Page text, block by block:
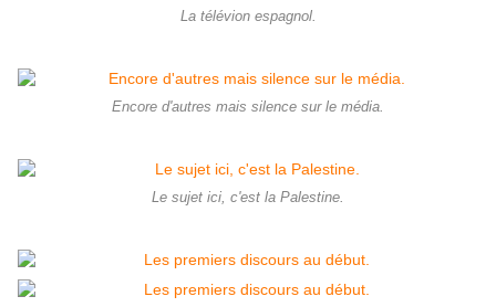
La télévion espagnol.
Encore d'autres mais silence sur le média.
Le sujet ici, c'est la Palestine.